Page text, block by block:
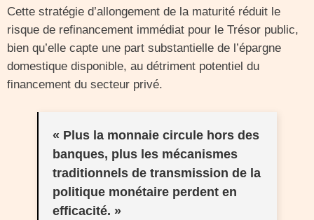
Cette stratégie d’allongement de la maturité réduit le
risque de refinancement immédiat pour le Trésor public,
bien qu’elle capte une part substantielle de l’épargne
domestique disponible, au détriment potentiel du
financement du secteur privé.
« Plus la monnaie circule hors des
banques, plus les mécanismes
traditionnels de transmission de la
politique monétaire perdent en
efficacité. »